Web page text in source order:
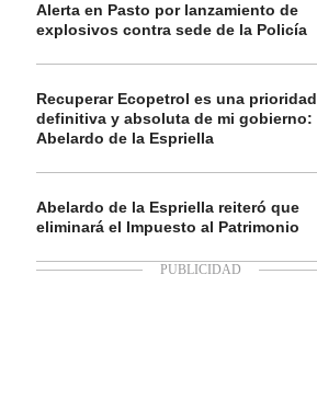
Alerta en Pasto por lanzamiento de
explosivos contra sede de la Policía
Recuperar Ecopetrol es una prioridad
definitiva y absoluta de mi gobierno:
Abelardo de la Espriella
Abelardo de la Espriella reiteró que
eliminará el Impuesto al Patrimonio